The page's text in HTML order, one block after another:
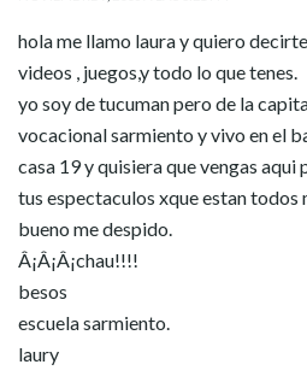
hola me llamo laura y quiero
videos , juegos,y todo lo que tenes.
yo soy de tucuman pero de la
vocacional sarmiento y vivo en el
casa 19 y quisiera que vengas aqui
tus espectaculos xque estan todos
bueno me despido.
Â¡Â¡Â¡chau!!!!
besos
escuela sarmiento.
laury